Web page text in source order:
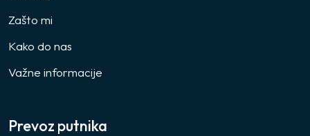
Zašto mi
Kako do nas
Važne informacije
Prevoz putnika